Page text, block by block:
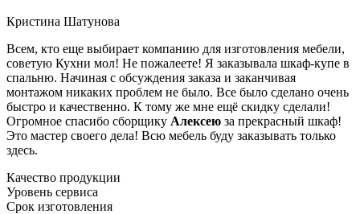
Кристина Шатунова
Всем, кто еще выбирает компанию для изготовления мебели,
советую Кухни мол! Не пожалеете! Я заказывала шкаф-купе в
спальню. Начиная с обсуждения заказа и заканчивая
монтажом никаких проблем не было. Все было сделано очень
быстро и качественно. К тому же мне ещё скидку сделали!
Огромное спасибо сборщику Алексею за прекрасный шкаф!
Это мастер своего дела! Всю мебель буду заказывать только
здесь.
Качество продукции
Уровень сервиса
Срок изготовления